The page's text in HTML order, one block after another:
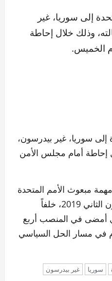
إلى سوريا، غير
وذلك خلال إحاطة
الخميس.
إلى سوريا، غير بيدرسون،
إحاطة أمام مجلس الأمن
مبعوث الأمم المتحدة
الخاص إلى سوريا منذ كانون الثاني 2019، خلفاً
أمضى في المنصب أربع
في مسار الحل السياسي
سوريا غير بيدرسون